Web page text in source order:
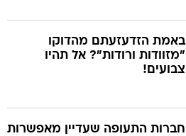
באמת הזדעזעתם מהדוקו
"מזוודות ורודות"? אל תהיו
צבועים!
חברות התעופה שעדיין מאפשרות